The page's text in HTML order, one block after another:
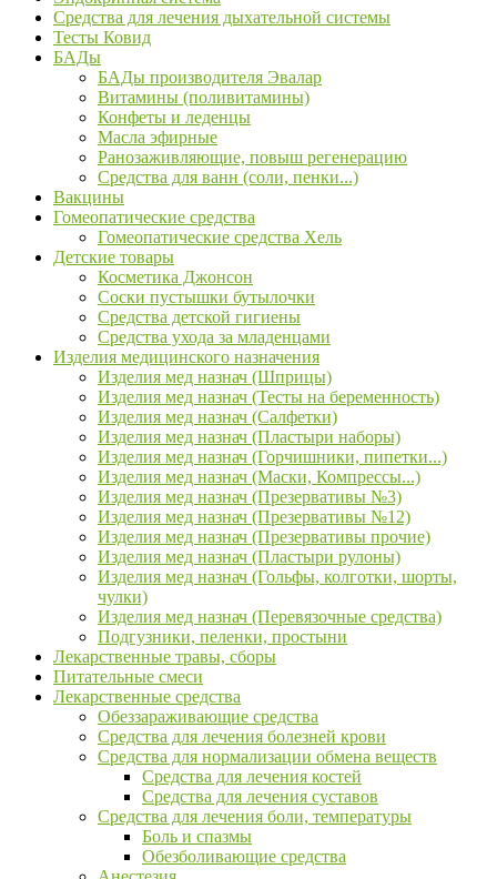
Средства для лечения дыхательной системы
Тесты Ковид
БАДы
БАДы производителя Эвалар
Витамины (поливитамины)
Конфеты и леденцы
Масла эфирные
Ранозаживляющие, повыш регенерацию
Средства для ванн (соли, пенки...)
Вакцины
Гомеопатические средства
Гомеопатические средства Хель
Детские товары
Косметика Джонсон
Соски пустышки бутылочки
Средства детской гигиены
Средства ухода за младенцами
Изделия медицинского назначения
Изделия мед назнач (Шприцы)
Изделия мед назнач (Тесты на беременность)
Изделия мед назнач (Салфетки)
Изделия мед назнач (Пластыри наборы)
Изделия мед назнач (Горчишники, пипетки...)
Изделия мед назнач (Маски, Компрессы...)
Изделия мед назнач (Презервативы №3)
Изделия мед назнач (Презервативы №12)
Изделия мед назнач (Презервативы прочие)
Изделия мед назнач (Пластыри рулоны)
Изделия мед назнач (Гольфы, колготки, шорты,
чулки)
Изделия мед назнач (Перевязочные средства)
Подгузники, пеленки, простыни
Лекарственные травы, сборы
Питательные смеси
Лекарственные средства
Обеззараживающие средства
Средства для лечения болезней крови
Средства для нормализации обмена веществ
Средства для лечения костей
Средства для лечения суставов
Средства для лечения боли, температуры
Боль и спазмы
Обезболивающие средства